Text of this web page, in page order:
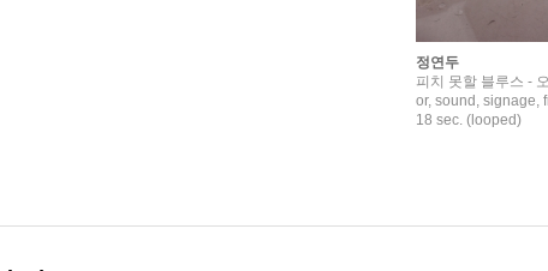
정연두
피치 못할 블루스 -
or, sound, signage,
18 sec. (looped)